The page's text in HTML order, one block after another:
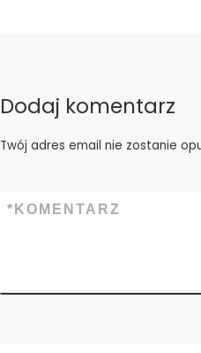
Dodaj komentarz
Twój adres email nie zostanie
KOMENTARZ
*